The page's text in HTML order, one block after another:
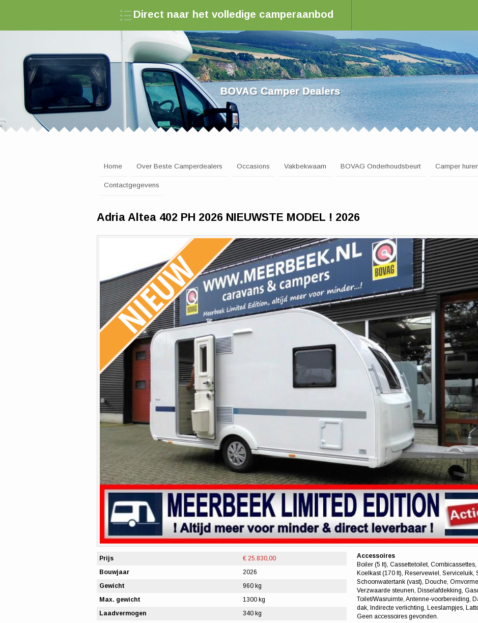
Direct naar het volledige camperaanbod
Zoek een camperdealer in Nederland
Home Over Beste Camperdealers Occasions Vakbekwaam BOVAG Onderhoudsbeurt Camper huren
Contactgegevens
Adria Altea 402 PH 2026 NIEUWSTE MODEL ! 2026
Prijs
€ 25.830,00
Bouwjaar
2026
Gewicht
960 kg
Max. gewicht
1300 kg
Laadvermogen
340 kg
Accessoires
Boiler (5 lt), Cassettetoilet,
Koelkast (170 lt), Reservewiel, Serviceluik,
Schoonwatertank (vast), Douche,
Verzwaarde steunen, Disselafdekking,
Toilet/Wasruimte, Antenne-voorbereiding,
dak, Indirecte verlichting, Leeslampjes,
Geen accessoires gevonden.